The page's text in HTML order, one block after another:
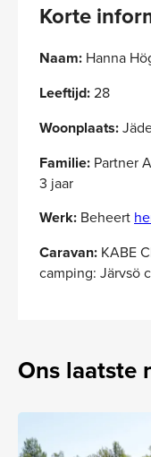
Korte
Naam: Hanna
Leeftijd:28
Woonplaats:
Familie: Partner
3 jaar
Werk: Beheert
Caravan: KABE
camping: Järvsö
Ons laatste